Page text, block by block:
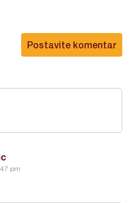
Postavite komentar
pm